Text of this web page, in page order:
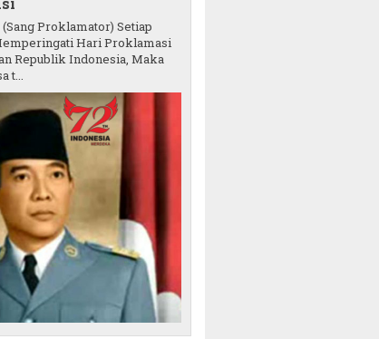
Proklamator) Setiap
Hari Proklamasi
Republik Indonesia, Maka
t...